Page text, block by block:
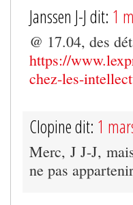
Janssen J-J dit: 1
@ 17.04, des
https://
chez-les-
Clopine dit: 1
Merc, J J-J,
ne pas